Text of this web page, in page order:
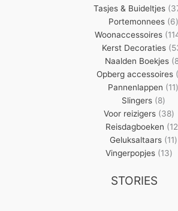
Tasjes & Buideltjes
Portemonnees 66
Woonaccessoires
Kerst Decoraties
Naalden Boekjes
Opberg accessoires
Pannenlappen 1111
Slingers 88
Voor reizigers 3838
Reisdagboeken 12
Geluksaltaars 1111
Vingerpopjes 1313
STORIES